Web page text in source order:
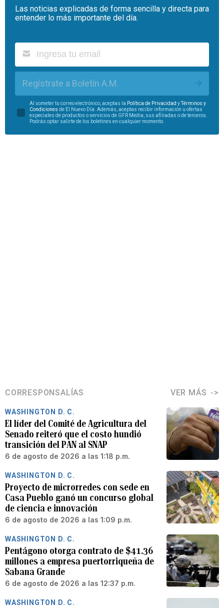
Las noticias explicadas de forma sencilla y directa para
entender lo más importante del día.
Regístrate a Boletín A.M.
Al someter tu correo electrónico, aceptas la Política de Privacidad yTérminos y
Condiciones de El Nuevo Día. Además, aceptas recibir información u ofertas
especiales de productos o servicios de GFR Media, sus afiliadas o de terceros.
Podrás optar salirte de los boletines en cualquier momento.
CORRESPONSALÍAS VER MÁS
WASHINGTON D. C.
El líder del Comité de Agricultura del
Senado reiteró que el costo hundió
transición del PAN al SNAP
6 de agosto de 2026 a las 1:18 p.m.
WASHINGTON D. C.
Proyecto de microrredes con sede en
Casa Pueblo ganó un concurso global
de ciencia e innovación
6 de agosto de 2026 a las 1:09 p.m.
WASHINGTON D. C.
Pentágono otorga contrato de $41.36
millones a empresa puertorriqueña de
Sabana Grande
6 de agosto de 2026 a las 12:37 p.m.
WASHINGTON D. C.